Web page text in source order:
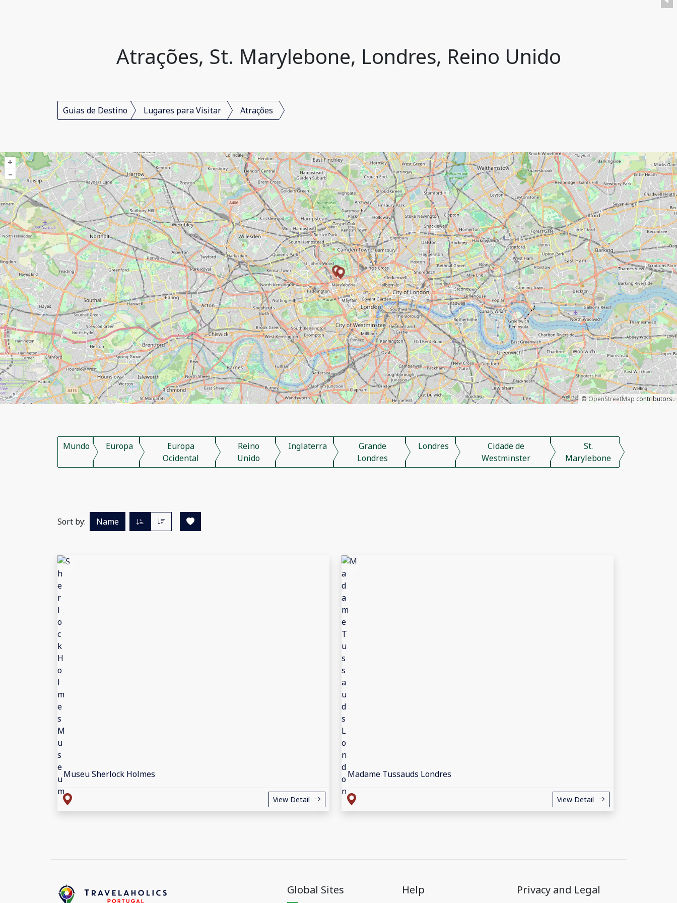
Atrações, St. Marylebone, Londres, Reino Unido
Guias de Destino Lugares para Visitar Atrações
+
–
©OpenStreetMap contributors.
Mundo Europa
Europa
Ocidental
Reino
Unido
Inglaterra
Grande
Londres
Londres
Cidade de
Westminster
St.
Marylebone
Sort by: Name
Museu Sherlock Holmes
View Detail
Madame Tussauds Londres
View Detail
Global Sites Help Privacy and Legal